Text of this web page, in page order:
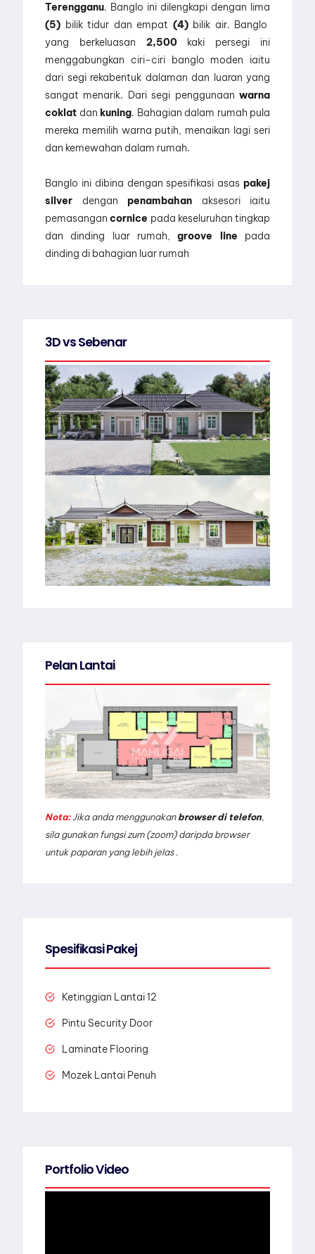
Terengganu. Banglo ini dilengkapi dengan lima
(5) bilik tidur dan empat (4)bilik air. Banglo
yang berkeluasan 2,500 kaki persegi ini
menggabungkan ciri-ciri banglo moden iaitu
dari segi rekabentuk dalaman dan luaran yang
sangat menarik. Dari segi penggunaan warna
coklat dan kuning. Bahagian dalam rumah pula
mereka memilih warna putih, menaikan lagi seri
dan kemewahan dalam rumah.
Banglo ini dibina dengan spesifikasi asas pakej
silver dengan penambahan aksesori iaitu
pemasangancornice pada keseluruhan tingkap
dan dinding luar rumah,groove line pada
dinding di bahagian luar rumah
3D vs Sebenar
Pelan Lantai
Nota: Jika anda menggunakanbrowser di telefon,
sila gunakan fungsi zum (zoom) daripda browser
untuk paparan yang lebih jelas .
Spesifikasi Pakej
Ketinggian Lantai 12
Pintu Security Door
Laminate Flooring
Mozek Lantai Penuh
Portfolio Video